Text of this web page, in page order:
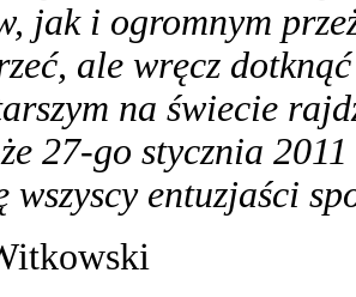
jak i ogromnym
ale wręcz
na świecie
27-go stycznia
wszyscy entuzjaści